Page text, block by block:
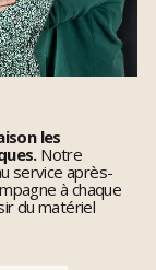
les
Notre
service après-
à chaque
du matériel